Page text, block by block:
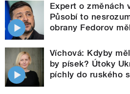
Expert o změnách
Působí to
obrany Fedorov
Víchová: Kdyby
by písek? Útoky
píchly do ruského